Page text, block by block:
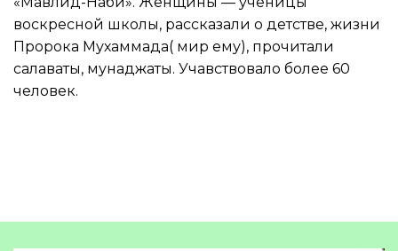
воскресной школы, рассказали о детстве, жизни
Пророка Мухаммада( мир ему), прочитали
салаваты, мунаджаты. Учавствовало более 60
человек.